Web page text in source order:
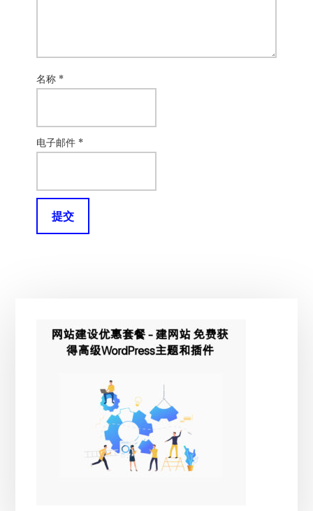
名称 *
电子邮件 *